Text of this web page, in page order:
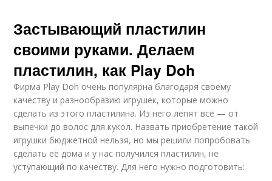
Застывающий пластилин
своими руками. Делаем
пластилин, как Play Doh
Фирма Play Doh очень популярна благодаря своему
качеству и разнообразию игрушек, которые можно
сделать из этого пластилина. Из него лепят всё — от
выпечки до волос для кукол. Назвать приобретение такой
игрушки бюджетной нельзя, но мы решили попробовать
сделать её дома и у нас получился пластилин, не
уступающий по качеству. Для него нужно подготовить: